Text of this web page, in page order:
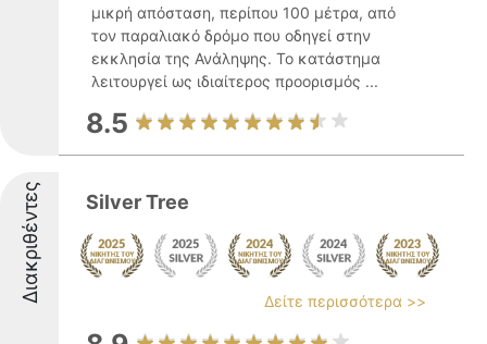
μικρή απόσταση, περίπου 100 μέτρα, από
τον παραλιακό δρόμο που οδηγεί στην
εκκλησία της Ανάληψης. Το κατάστημα
λειτουργεί ως ιδιαίτερος προορισμός ...
8.5
Διακριθέντες Silver Tree
Δείτε περισσότερα >>